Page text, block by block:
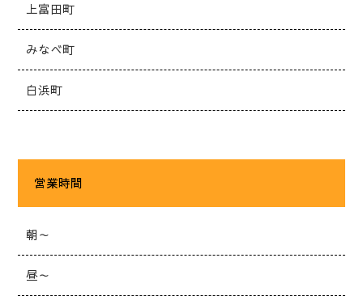
上富田町
みなべ町
白浜町
営業時間
朝～
昼～